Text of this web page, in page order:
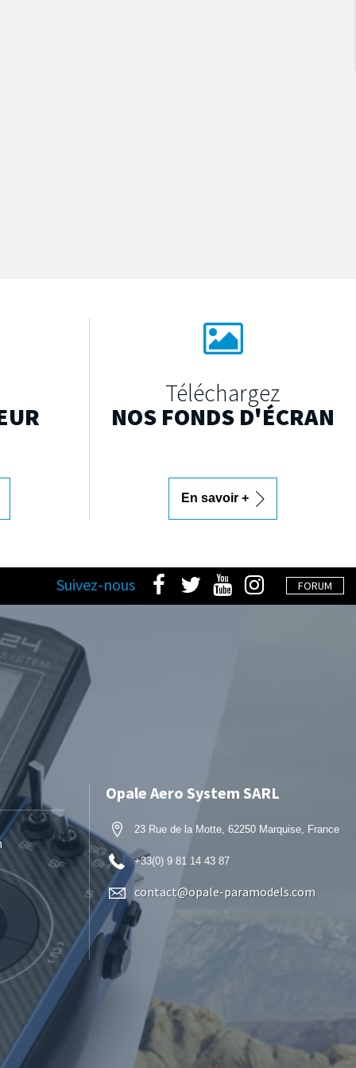
Téléchargez
NOS FONDS D'ÉCRAN
En savoir +
FORUM
Suivez-nous
Opale Aero System SARL
23 Rue de la Motte, 62250 Marquise, France
+33(0) 9 81 14 43 87
contact@opale-paramodels.com